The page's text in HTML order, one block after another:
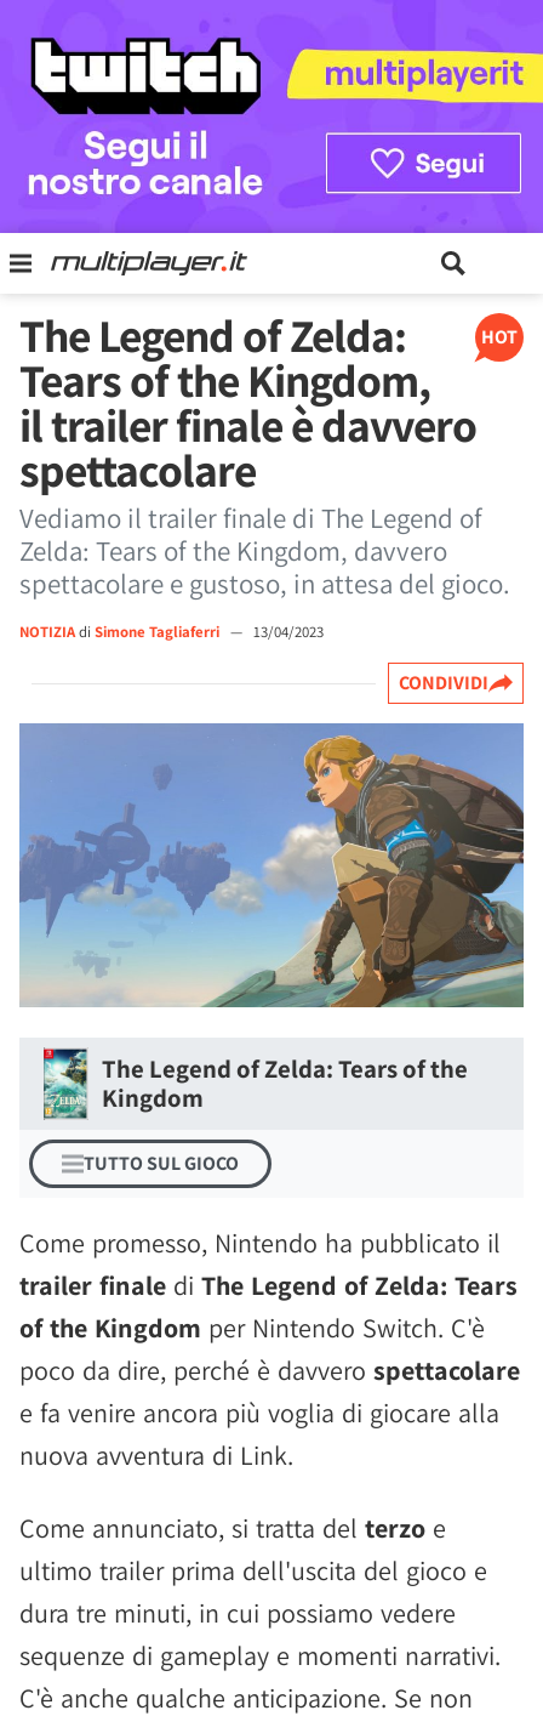
HOT
The Legend of Zelda:
Tears of the Kingdom,
il trailer finale è davvero
spettacolare
Vediamo il trailer finale di The Legend of
Zelda: Tears of the Kingdom, davvero
spettacolare e gustoso, in attesa del gioco.
NOTIZIAdi Simone Tagliaferri — 13/04/2023
CONDIVIDI
The Legend of Zelda: Tears of the
Kingdom
TUTTO SUL GIOCO
Come promesso, Nintendo ha pubblicato il
trailer finale di The Legend of Zelda: Tears
of the Kingdom per Nintendo Switch. C'è
poco da dire, perché è davvero spettacolare
e fa venire ancora più voglia di giocare alla
nuova avventura di Link.
Come annunciato, si tratta del terzo e
ultimo trailer prima dell'uscita del gioco e
dura tre minuti, in cui possiamo vedere
sequenze di gameplay e momenti narrativi.
C'è anche qualche anticipazione. Se non